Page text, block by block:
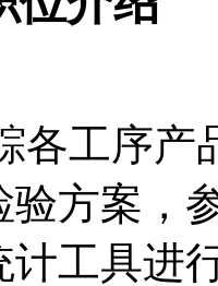
各工序
验方案，
计工具进